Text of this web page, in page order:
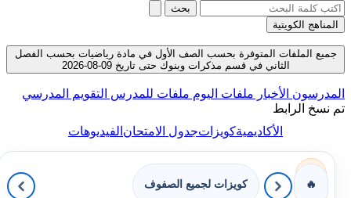
بحث
المناهج الكويتية
جميع الملفات المتوفرة بحسب الصف الأول في مادة رياضيات بحسب الفصل
الثاني في قسم مذكرات وبنوك حتى تاريخ 09-08-2026
المدرسون الأخبار ملفات اليوم ملفات للمدرس التقويم المدرسي
تم نسخ الرابط
الأكاديميةكويزاتجدول الامتحانالفيديوهات
🔥 كويزات لجميع الصفوف